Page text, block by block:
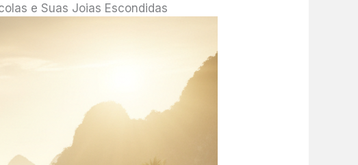
e Suas Joias Escondidas